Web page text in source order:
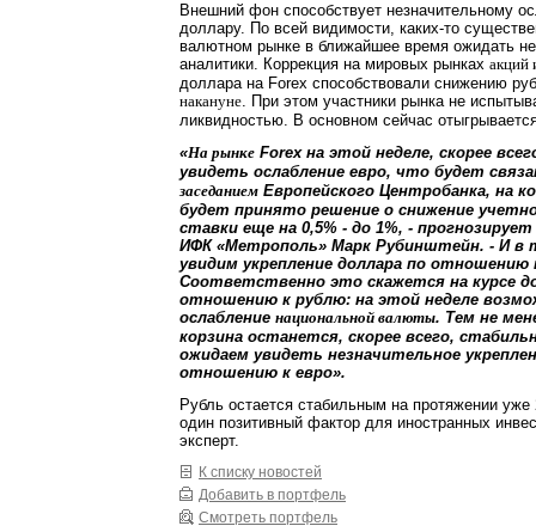
Внешний фон способствует незначительному
доллару. По всей видимости, каких-то
валютном рынке в ближайшее время ожидать не
аналитики. Коррекция на мировых рынках акций
доллара на Forex способствовали снижению
накануне. При этом участники рынка не
ликвидностью. В основном сейчас
«На рынке Forex на этой неделе, скорее
увидеть ослабление евро, что будет
заседанием Европейского Центробанка, на
будет принято решение о снижение
ставки еще на 0,5% - до 1%, -
ИФК «Метрополь» Марк Рубинштейн. - И в
увидим укрепление доллара по отношению
Соответственно это скажется на курсе
отношению к рублю: на этой неделе
ослабление национальной валюты. Тем не
корзина останется, скорее всего,
ожидаем увидеть незначительное
отношению к евро».
Рубль остается стабильным на протяжении
один позитивный фактор для иностранных
эксперт.
К списку новостей
Добавить в портфель
Смотреть портфель